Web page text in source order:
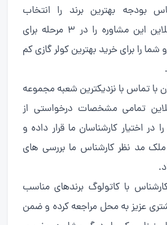
بودجه بهترین برند را انتخاب
کنید.تهران سرویس آنلاین این مشاوره را در 3 مرحله برای
شما را برای خرید بهترین کولر گازی کم
با تماس با نزدیکترین شعبه مجموعه
تمامی مشخصات درخواستی از
در اختیار کارشناسان ما قرار داده و
مد نظر کارشناس ما بررسی های
با کاتولوگ برندهای مناسب
عزیز به محل مراجعه کرده و ضمن